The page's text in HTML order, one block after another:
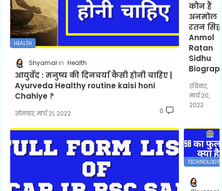
HEALTH
Shyamal Health
आयुर्वेद : मनुष्य की दिनचर्या कैसी होनी चाहिए |
Ayurveda Healthy routine kaisi honi
Chahiye ?
सोमवार, मार्च 21, 2022 0
कौन हैं
अनमोल
रतन
Anmol
Ratan
Sidhu
रविवार,
मार्च 20,
2022
TECHNOLOGY